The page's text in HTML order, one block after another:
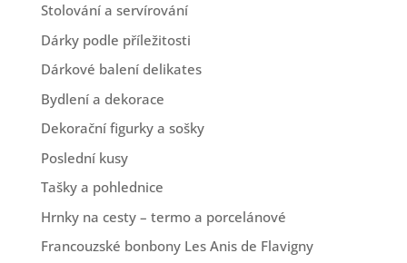
Stolování a servírování
Dárky podle příležitosti
Dárkové balení delikates
Bydlení a dekorace
Dekorační figurky a sošky
Poslední kusy
Tašky a pohlednice
Hrnky na cesty – termo a porcelánové
Francouzské bonbony Les Anis de Flavigny